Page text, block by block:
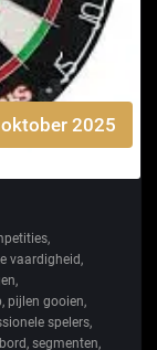
2025
,
vaardigheid,
,
, pijlen gooien,
spelers,
, segmenten,